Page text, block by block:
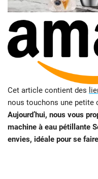
Cet article contient des
nous touchons une petite
Aujourd’hui, nous vous
machine à eau pétillante
envies, idéale pour se